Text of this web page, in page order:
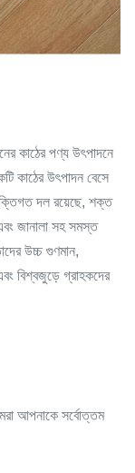
কাঠের পণ্য উৎপাদনে
কাঠের উৎপাদন বেসে
দল রয়েছে, শক্ত
জানালা সহ সমস্ত
উচ্চ গুণমান,
বিশ্বজুড়ে গ্রাহকদের
আপনাকে সর্বোত্তম